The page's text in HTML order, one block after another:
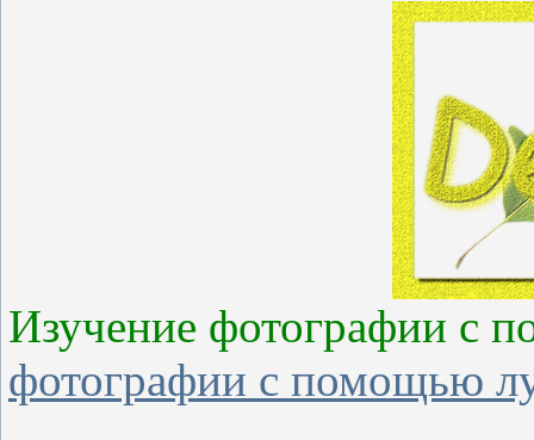
Изучение фотографии с
фотографии с помощью